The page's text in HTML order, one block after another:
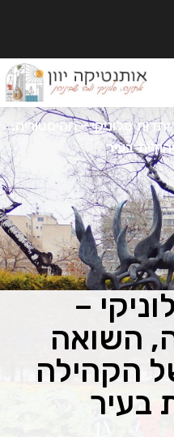
יהדות סלוניקי – ההיסטוריה,
בעיר
–
השואה
הקהילה
בעיר